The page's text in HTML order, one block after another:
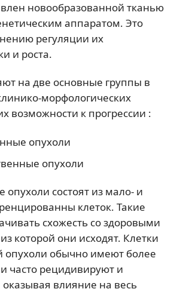
новообразованной тканью
аппаратом. Это
регуляции их
и роста.
на две основные группы в
морфологических
возможности к прогрессии :
опухоли
опухоли
опухоли состоят из мало- и
клеток. Такие
схожесть со здоровыми
которой они исходят. Клетки
опухоли обычно имеют более
часто рецидивируют и
оказывая влияние на весь